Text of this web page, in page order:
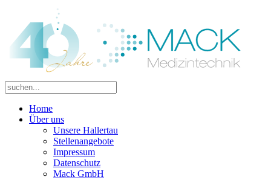
Home
Über uns
Unsere Hallertau
Stellenangebote
Impressum
Datenschutz
Mack GmbH